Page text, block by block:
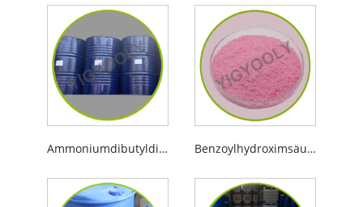
Ammoniumdibutyldithiophosphat Benzoylhydroximsäure